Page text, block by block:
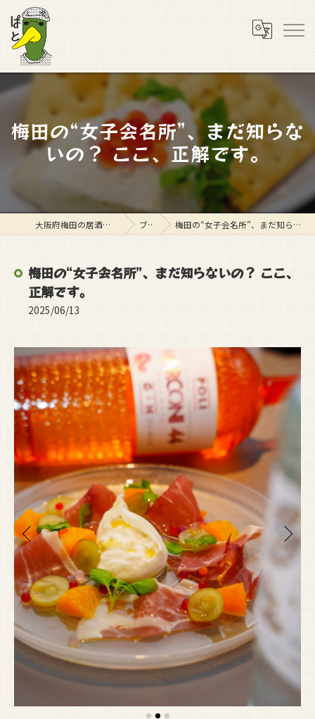
梅田の“女子会名所”、まだ知らな
いの？ ここ、正解です。
大阪府梅田の居酒屋ならスタンド ぱと ブログ 梅田の“女子会名所”、まだ知らないの？ ここ、正解です。
梅田の“女子会名所”、まだ知らないの？ ここ、
正解です。
2025/06/13